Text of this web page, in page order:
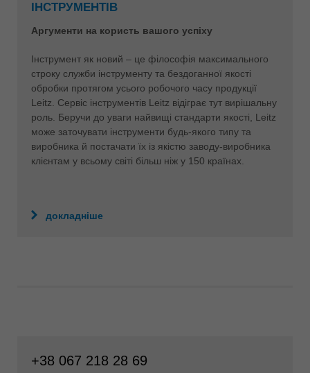
ІНСТРУМЕНТІВ
Аргументи на користь вашого успіху
Інструмент як новий – це філософія максимального
строку служби інструменту та бездоганної якості
обробки протягом усього робочого часу продукції
Leitz. Сервіс інструментів Leitz відіграє тут вирішальну
роль. Беручи до уваги найвищі стандарти якості, Leitz
може заточувати інструменти будь-якого типу та
виробника й постачати їх із якістю заводу-виробника
клієнтам у всьому світі більш ніж у 150 країнах.
докладніше
+38 067 218 28 69